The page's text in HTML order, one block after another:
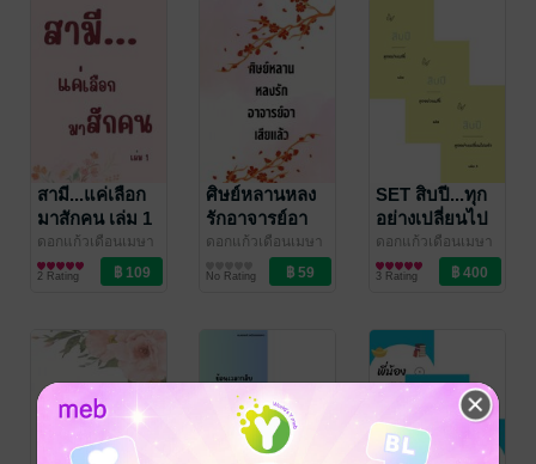
สามี...แค่เลือก
มาสักคน เล่ม 1
ดอกแก้วเดือนเมษา
นิยายรักจีนโบราณ
2 Rating
ศิษย์หลานหลง
รักอาจารย์อา
เสียแล้ว
ดอกแก้วเดือนเมษา
นิยายวาย Boy
Love / Yaoi
No Rating
SET สิบปี...ทุก
อย่างเปลี่ยนไป
แล้ว
ดอกแก้วเดือนเมษา
นิยายรักจีนโบราณ
3 Rating